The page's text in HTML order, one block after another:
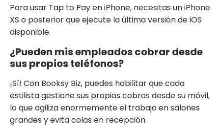
Para usar Tap to Pay en iPhone, necesitas un iPhone
XS o posterior que ejecute la última versión de iOS
disponible.
¿Pueden mis empleados cobrar desde
sus propios teléfonos?
¡Sí! Con Booksy Biz, puedes habilitar que cada
estilista gestione sus propios cobros desde su móvil,
lo que agiliza enormemente el trabajo en salones
grandes y evita colas en recepción.